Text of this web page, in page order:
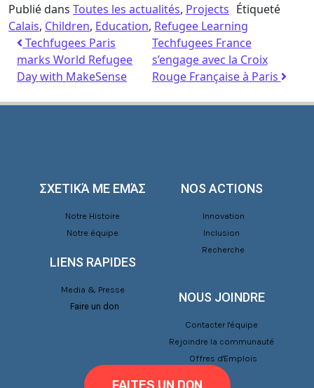
Publié dans Toutes les actualités, Projects Étiqueté
Calais, Children, Education, Refugee Learning
Techfugees Paris
marks World Refugee
Day with MakeSense
Techfugees France
s’engage avec la Croix
Rouge Française à Paris
ΣΧΕΤΙΚΆ ΜΕ ΕΜΆΣ
Notre Histoire
Notre équipe
NOS ACTIONS
Innovation
Inclusion
Recherche
LIENS RAPIDES
Media & Presse
Faire un don
NOUS JOINDRE
Contacter l'équipe
Rejoindre la communauté
Offres d'Emplois
FAITES UN DON